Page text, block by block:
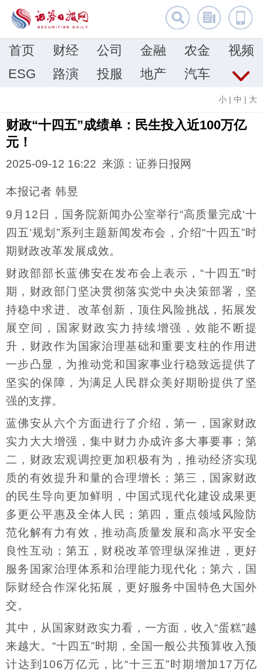
首页 财经 公司 金融 农金
视频
ESG
路演 投服 地产 汽车
小 | 中 | 大
财政“十四五”成绩单：民生投入近100万亿
元！
2025-09-12 16:22 来源：证券日报网
本报记者 韩昱
9月12日，国务院新闻办公室举行“高质量完成‘十
四五’规划”系列主题新闻发布会，介绍“十四五”时
期财政改革发展成效。
财政部部长蓝佛安在发布会上表示，“十四五”时
期，财政部门坚决贯彻落实党中央决策部署，坚
持稳中求进、改革创新，顶住风险挑战，拓展发
展空间，国家财政实力持续增强，效能不断提
升，财政作为国家治理基础和重要支柱的作用进
一步凸显，为推动党和国家事业行稳致远提供了
坚实的保障，为满足人民群众美好期盼提供了坚
强的支撑。
蓝佛安从六个方面进行了介绍，第一，国家财政
实力大大增强，集中财力办成许多大事要事；第
二，财政宏观调控更加积极有为，推动经济实现
质的有效提升和量的合理增长；第三，国家财政
的民生导向更加鲜明，中国式现代化建设成果更
多更公平惠及全体人民；第四，重点领域风险防
范化解有力有效，推动高质量发展和高水平安全
良性互动；第五，财税改革管理纵深推进，更好
服务国家治理体系和治理能力现代化；第六，国
际财经合作深化拓展，更好服务中国特色大国外
交。
其中，从国家财政实力看，一方面，收入“蛋糕”越
来越大。“十四五”时期，全国一般公共预算收入预
计达到106万亿元，比“十三五”时期增加17万亿